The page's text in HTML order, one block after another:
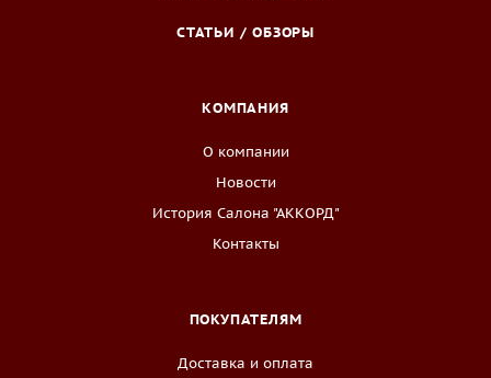
СТАТЬИ / ОБЗОРЫ
КОМПАНИЯ
О компании
Новости
История Салона "АККОРД"
Контакты
ПОКУПАТЕЛЯМ
Доставка и оплата